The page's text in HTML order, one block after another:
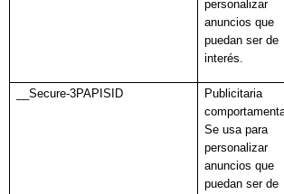
personalizar
anuncios que
puedan ser de
interés.
__Secure-3PAPISID
Publicitaria
Se usa para
personalizar
anuncios que
puedan ser de